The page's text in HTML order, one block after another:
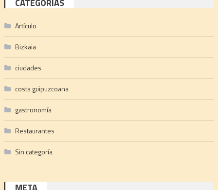
Artículo
Bizkaia
ciudades
costa guipuzcoana
gastronomía
Restaurantes
Sin categoría
META